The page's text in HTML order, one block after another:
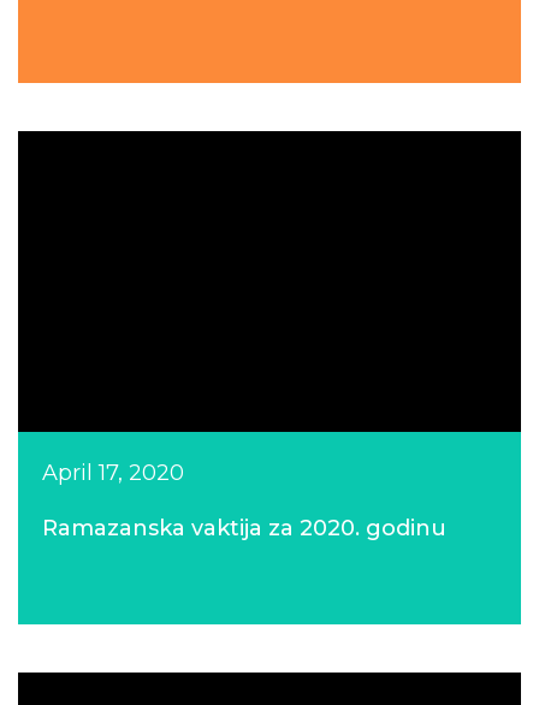
April 17, 2020
Ramazanska vaktija za 2020. godinu